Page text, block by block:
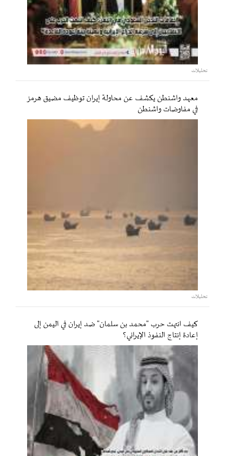
تحليلات
معهد واشنطن يكشف عن محاولة إيران توظيف مضيق هرمز
في مفاوضات واشنطن
تحليلات
كيف انتهت حرب "محمد بن سلمان" ضد إيران في اليمن إلى
إعادة إنتاج النفوذ الإيراني؟